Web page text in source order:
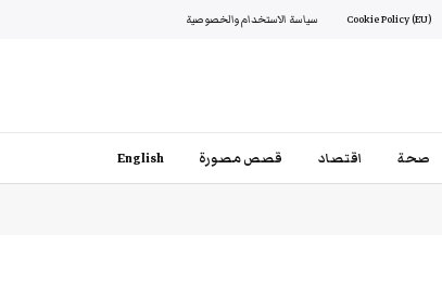
Cookie Policy (EU) سياسة الاستخدام والخصوصية
صحة اقتصاد قصص مصورة English